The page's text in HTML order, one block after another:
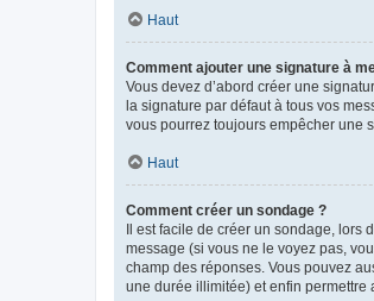
Haut
Comment ajouter une signature à
Vous devez d’abord créer une
la signature par défaut à tous vos
vous pourrez toujours empêcher une
Haut
Comment créer un sondage ?
Il est facile de créer un sondage, lors
message (si vous ne le voyez pas,
champ des réponses. Vous pouvez
une durée illimitée) et enfin permettre